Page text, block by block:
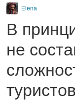
Elena
В
не